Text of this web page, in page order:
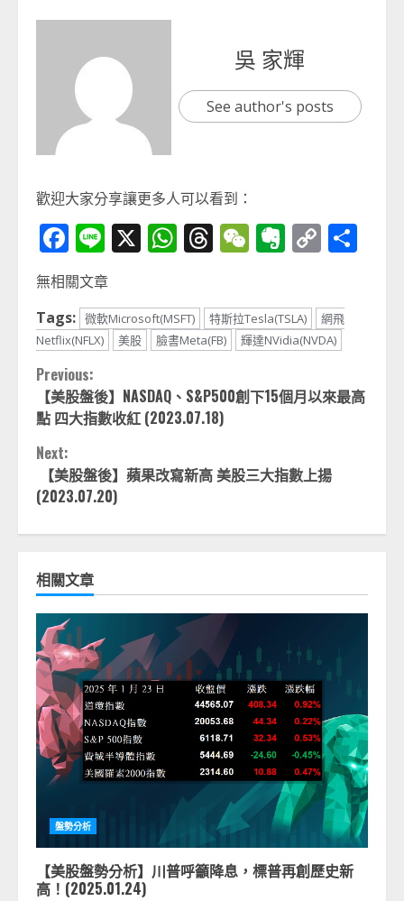
吳 家輝
See author's posts
歡迎大家分享讓更多人可以看到：
Facebook
Line
X WhatsApp
Threads
WeChat
Evernote
Copy
無相關文章
Tags: 微軟Microsoft(MSFT) 特斯拉Tesla(TSLA)
網飛
Netflix(NFLX)
美股 臉書Meta(FB) 輝達NVidia(NVDA)
Continue
Reading
Previous:
【美股盤後】NASDAQ、S&P500創下15個月以來最高
點 四大指數收紅 (2023.07.18)
Next:
【美股盤後】蘋果改寫新高 美股三大指數上揚
(2023.07.20)
相關文章
盤勢分析
【美股盤勢分析】川普呼籲降息，標普再創歷史新
高！(2025.01.24)